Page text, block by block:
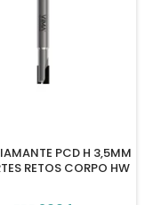
PCD H 3,5MM
RETOS CORPO HW